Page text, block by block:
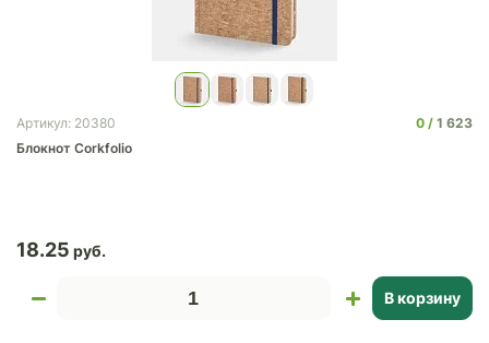
Артикул: 20380 0
1 623
Блокнот Corkfolio
18.25
В корзину